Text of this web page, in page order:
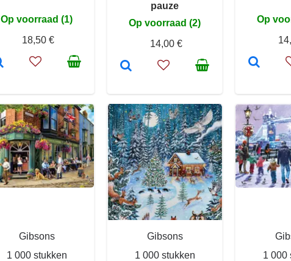
Op voorraad (1)
18,50 €
pauze
Op voorraad (2)
14,00 €
Op
Gibsons
1 000 stukken
Gibsons
1 000 stukken
1 000